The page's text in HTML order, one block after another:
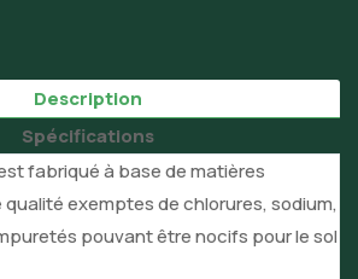
Description
Spécifications
fabriqué à base de matières
exemptes de chlorures, sodium,
pouvant être nocifs pour le sol